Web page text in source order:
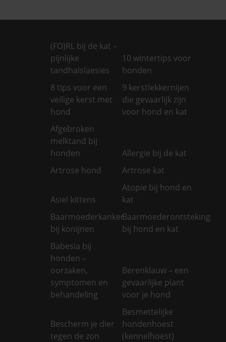
(FO)RL bij de kat –
pijnlijke
tandhalslaesies
10 wintertips voor
honden
8 tips voor een
veilige kerst met
hond
9 kerstlekkernijen
die gevaarlijk zijn
voor hond en kat
Afgebroken
melktand bij
honden
Allergie bij de kat
Artrose hond
Artrose kat
Asiel kittens
Atopie bij hond en
kat
Baarmoederkanker
bij konijnen
Baarmoederontsteking
bij hond en kat
Babesia bij
honden –
oorzaken,
symptomen en
behandeling
Berenklauw – een
gevaarlijke plant
voor je hond
Bescherm je dier
tegen de zon
Besmettelijke
hondenhoest
(kennelhoest)